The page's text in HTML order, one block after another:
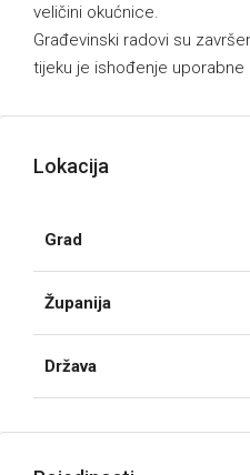
veličini okućnice.
Građevinski radovi su
tijeku je ishođenje uporabne
Lokacija
Grad
Županija
Država